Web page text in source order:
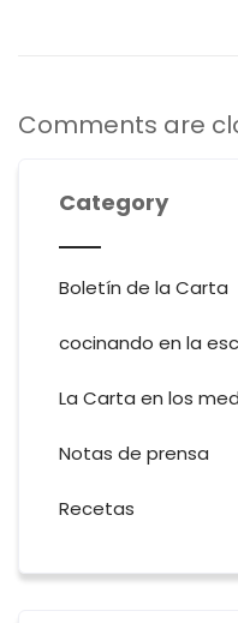
Comments are
Category
Boletín de la Carta
cocinando en la
La Carta en los
Notas de prensa
Recetas